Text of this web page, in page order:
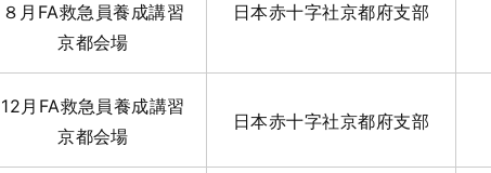
８月FA救急員養成講習
京都会場
日本赤十字社京都府支部
12月FA救急員養成講習
京都会場
日本赤十字社京都府支部